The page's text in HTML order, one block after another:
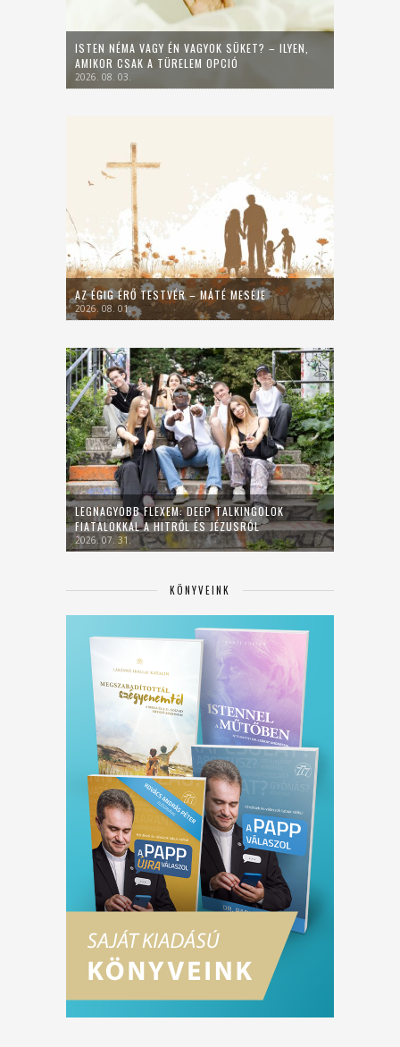
ISTEN NÉMA VAGY ÉN VAGYOK SÜKET? – ILYEN,
AMIKOR CSAK A TÜRELEM OPCIÓ
2026. 08. 03.
AZ ÉGIG ÉRŐ TESTVÉR – MÁTÉ MESÉJE
2026. 08. 01.
LEGNAGYOBB FLEXEM: DEEP TALKINGOLOK
FIATALOKKAL A HITRŐL ÉS JÉZUSRÓL
2026. 07. 31.
KÖNYVEINK